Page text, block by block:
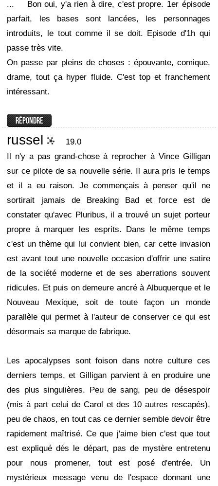
...
Bon oui, y'a rien à dire, c'est propre. 1er épisode
parfait, les bases sont lancées, les personnages
introduits, le tout comme il se doit. Episode d'1h qui
passe très vite.
On passe par pleins de choses : épouvante, comique,
drame, tout ça hyper fluide. C'est top et franchement
intéressant.
russel
19.0
Il n'y a pas grand-chose à reprocher à Vince Gilligan
sur ce pilote de sa nouvelle série. Il aura pris le temps
et il a eu raison. Je commençais à penser qu'il ne
sortirait jamais de Breaking Bad et force est de
constater qu'avec Pluribus, il a trouvé un sujet porteur
propre à marquer les esprits. Dans le même temps
c'est un thème qui lui convient bien, car cette invasion
est avant tout une nouvelle occasion d'offrir une satire
de la société moderne et de ses aberrations souvent
ridicules. Et puis on demeure ancré à Albuquerque et le
Nouveau Mexique, soit de toute façon un monde
parallèle qui permet à l'auteur de conserver ce qui est
désormais sa marque de fabrique.
Les apocalypses sont foison dans notre culture ces
derniers temps, et Gilligan parvient à en produire une
des plus singulières. Peu de sang, peu de désespoir
(mis à part celui de Carol et des 10 autres rescapés),
peu de chaos, en tout cas ce dernier semble devoir être
rapidement maîtrisé. Ce que j'aime bien c'est que tout
est expliqué dés le départ, pas de mystère entretenu
pour nous promener, tout est posé d'entrée. Un
mystérieux message venu de l'espace donnant une